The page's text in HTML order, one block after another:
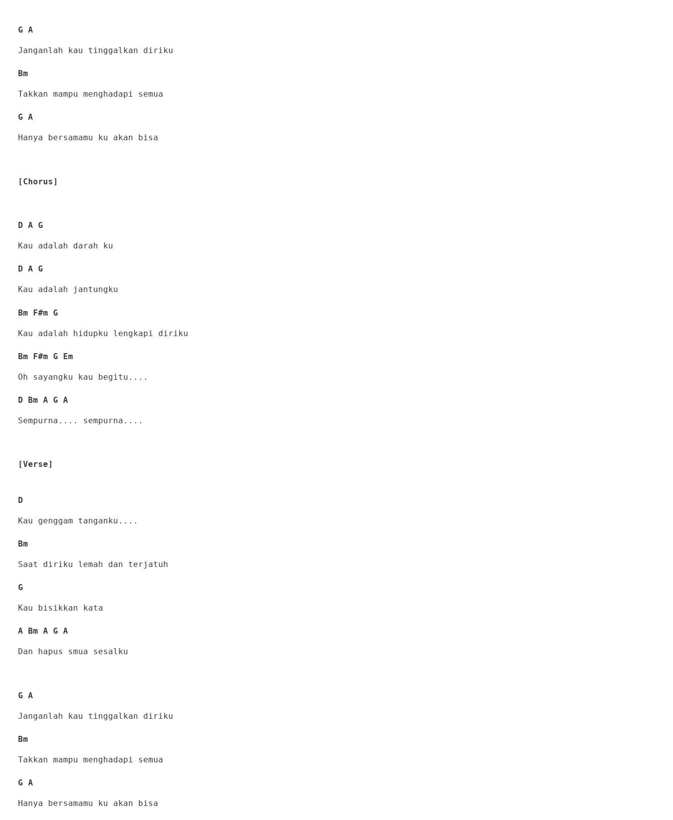
G A
Janganlah kau tinggalkan diriku
Bm
Takkan mampu menghadapi semua
G A
Hanya bersamamu ku akan bisa
[Chorus]
D A G
Kau adalah darah ku
D A G
Kau adalah jantungku
Bm F#m G
Kau adalah hidupku lengkapi diriku
Bm F#m G Em
Oh sayangku kau begitu....
D Bm A G A
Sempurna.... sempurna....
[Verse]
D
Kau genggam tanganku....
Bm
Saat diriku lemah dan terjatuh
G
Kau bisikkan kata
A Bm A G A
Dan hapus smua sesalku
G A
Janganlah kau tinggalkan diriku
Bm
Takkan mampu menghadapi semua
G A
Hanya bersamamu ku akan bisa